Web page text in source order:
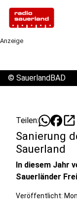
Anzeige
© SauerlandBAD
Teilen: open_in_new
Sanierung
Sauerland
In diesem Jahr
Sauerländer
Veröffentlicht: